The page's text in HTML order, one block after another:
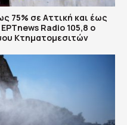
75% σε Αττική και έως
Radio 105,8 ο
Κτηματομεσιτών